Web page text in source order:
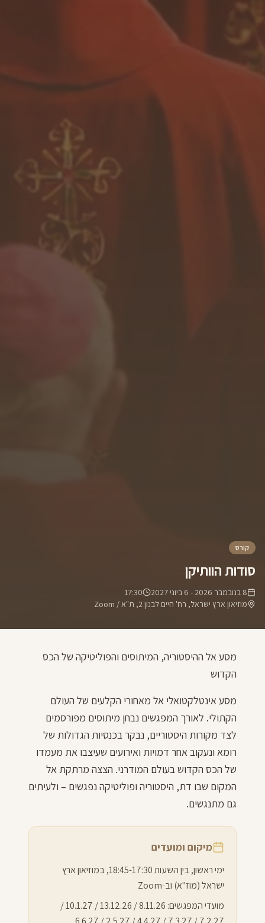
קורס
סודות הוותיקן
8 בנובמבר 2026 - 6 ביוני 2027
17:30
מוזיאון ארץ ישראל, רח' חיים לבנון 2, ת"א / Zoom
מסע אל ההיסטוריה, המיתוסים והפוליטיקה של הכס
הקדוש
מסע אינטלקטואלי אל מאחורי הקלעים של העולם
הקתולי. לאורך המפגשים נבחן מיתוסים מפורסמים
לצד מקורות היסטוריים, נבקר בכנסיות הגדולות של
רומא ונעקוב אחר דמויות ואירועים שעיצבו את מעמדו
של הכס הקדוש בעולם המודרני. הצצה מרתקת אל
המקום שבו דת, היסטוריה ופוליטיקה נפגשים – ולעיתים
גם מתנגשים.
מיקום ומועדים
ימי ראשון, בין השעות 18:45-17:30, במוזיאון ארץ
ישראל (מוז"א) וב-Zoom
מועדי המפגשים: 8.11.26 / 13.12.26 / 10.1.27 /